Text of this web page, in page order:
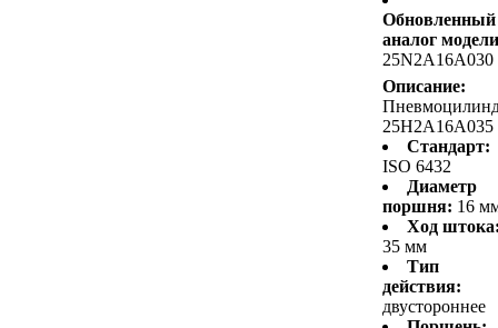
Обновленный
аналог
25N2A16A030
Описание:
25H2A16A035
Стандарт:
ISO 6432
Диаметр
поршня: 16
Ход
35 мм
Тип
действия:
двустороннее